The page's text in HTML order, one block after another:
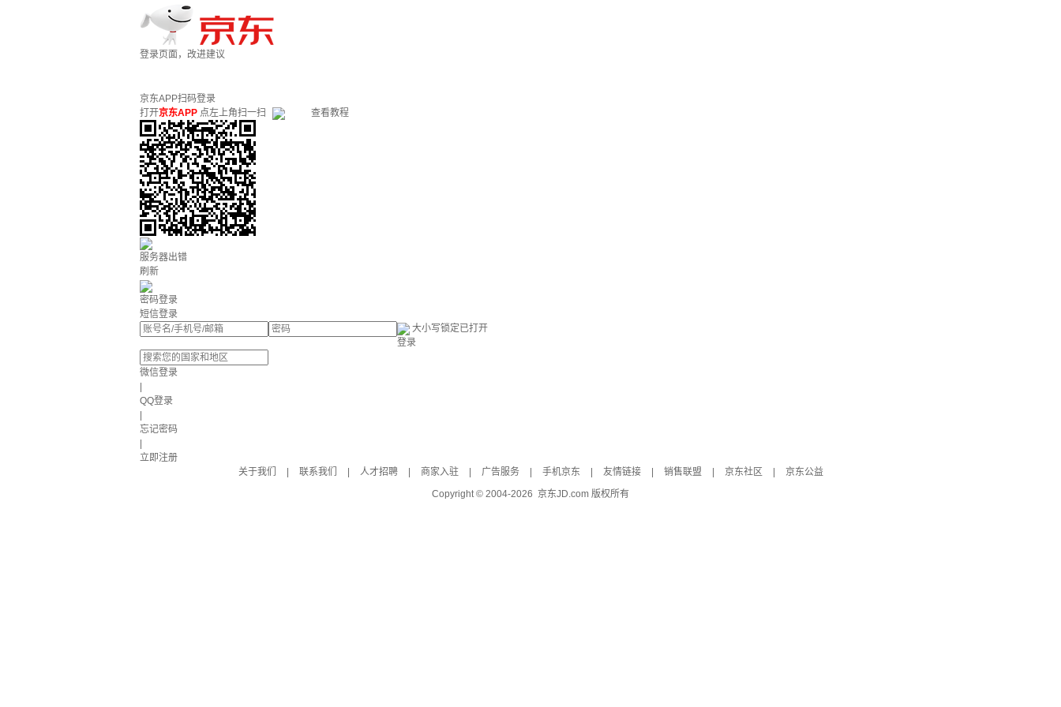
登录页面，改进建议
京东APP扫码登录
打开京东APP 点左上角扫一扫 查看教程
服务器出错
刷新
密码登录
短信登录
大小写锁定已打开
登录
微信登录
QQ登录
忘记密码
立即注册
关于我们
联系我们 人才招聘 商家入驻 广告服务 手机京东 友情链接 销售联盟 京东社区
京东公益
Copyright © 2004-2026 京东JD.com 版权所有